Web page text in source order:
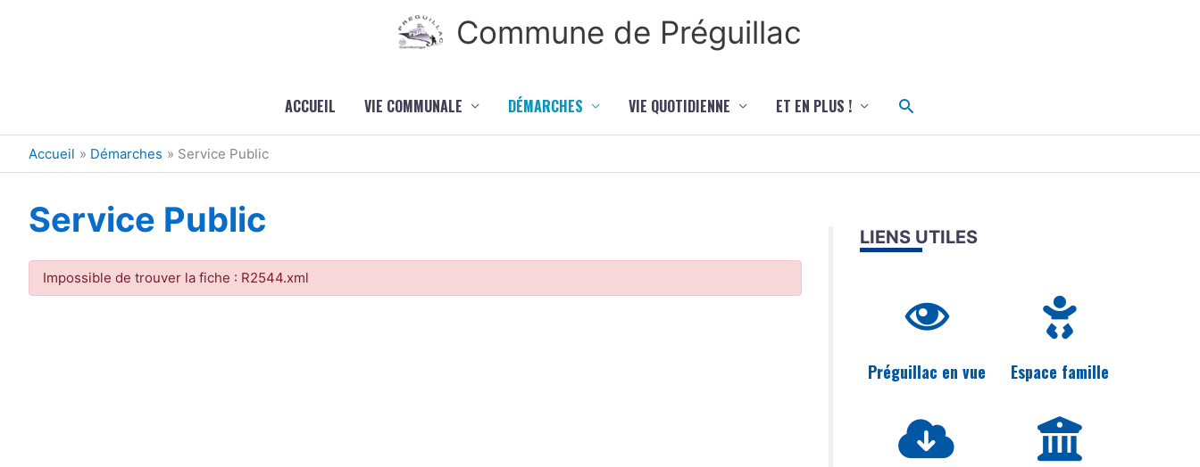
Commune de Préguillac
ACCUEIL VIE COMMUNALE DÉMARCHES VIE QUOTIDIENNE ET EN PLUS ! Rechercher
Accueil Démarches Service Public
Service Public
Impossible de trouver la fiche : R2544.xml
LIENS UTILES
Préguillac en vue Espace famille